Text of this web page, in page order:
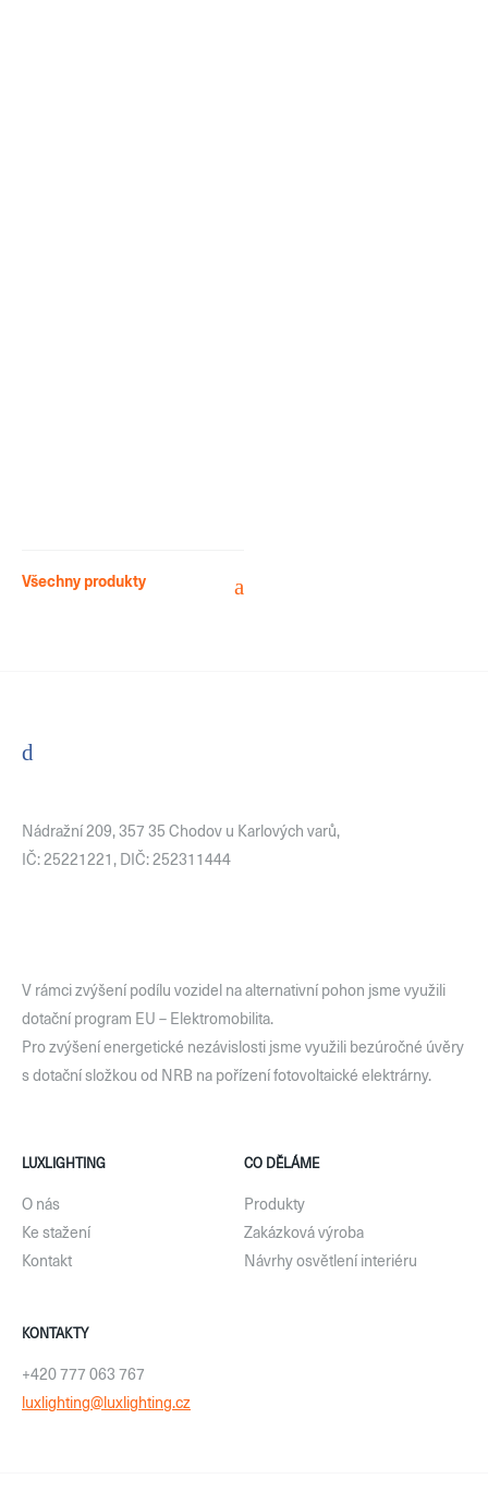
Všechny produkty
Nádražní 209, 357 35 Chodov u Karlových varů,
IČ: 25221221, DIČ: 252311444
V rámci zvýšení podílu vozidel na alternativní pohon jsme využili
dotační program EU – Elektromobilita.
Pro zvýšení energetické nezávislosti jsme využili bezúročné úvěry
s dotační složkou od NRB na pořízení fotovoltaické elektrárny.
LUXLIGHTING
O nás
Ke stažení
Kontakt
CO DĚLÁME
Produkty
Zakázková výroba
Návrhy osvětlení interiéru
KONTAKTY
+420 777 063 767
luxlighting@luxlighting.cz